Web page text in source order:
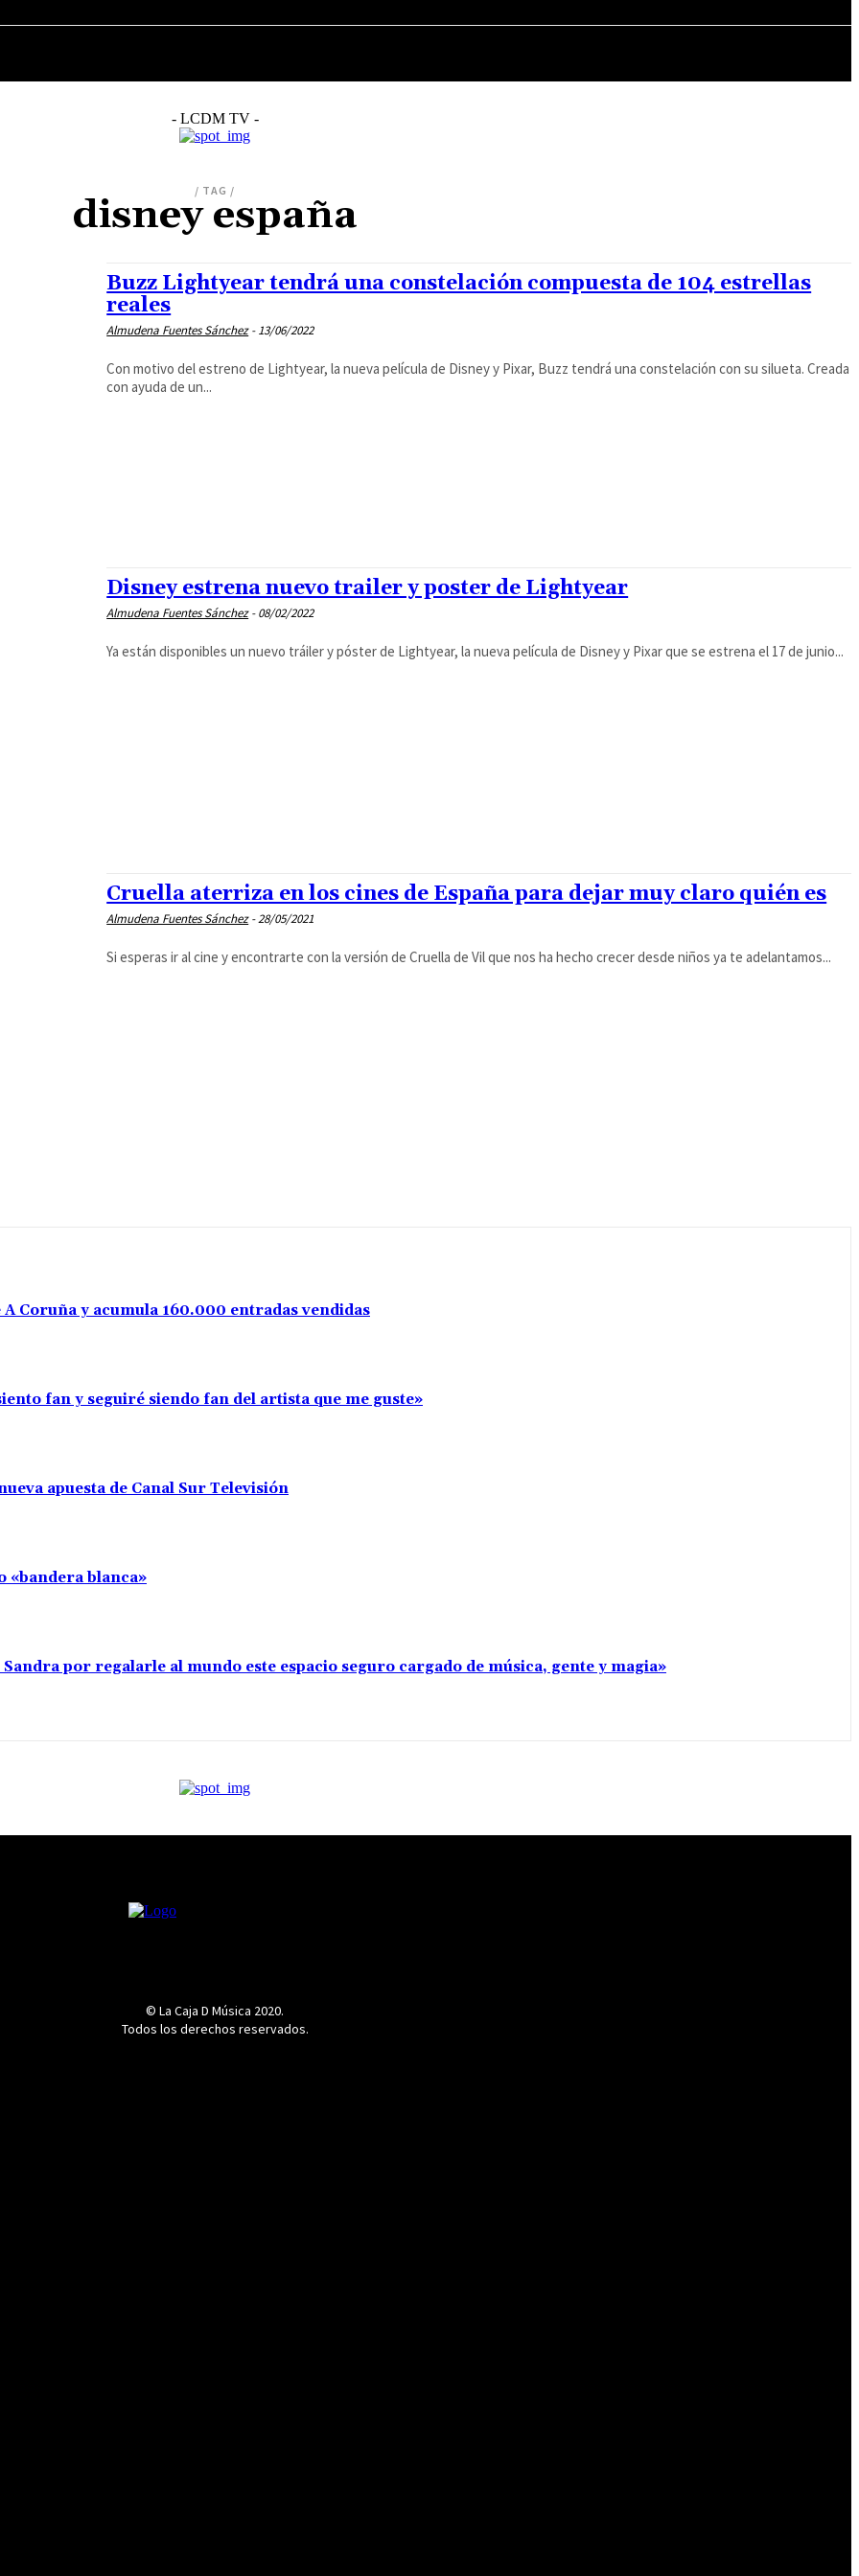
- LCDM TV -
/ TAG /
disney españa
Buzz Lightyear tendrá una constelación compuesta de 104 estrellas
reales
Almudena Fuentes Sánchez - 13/06/2022
Con motivo del estreno de Lightyear, la nueva película de Disney y Pixar, Buzz tendrá una constelación con su silueta. Creada
con ayuda de un...
Disney estrena nuevo trailer y poster de Lightyear
Almudena Fuentes Sánchez - 08/02/2022
Ya están disponibles un nuevo tráiler y póster de Lightyear, la nueva película de Disney y Pixar que se estrena el 17 de junio...
Cruella aterriza en los cines de España para dejar muy claro quién es
Almudena Fuentes Sánchez -28/05/2021
Si esperas ir al cine y encontrarte con la versión de Cruella de Vil que nos ha hecho crecer desde niños ya te adelantamos...
Coruña y acumula 160.000 entradas vendidas
fan y seguiré siendo fan del artista que me guste»
apuesta de Canal Sur Televisión
«bandera blanca»
por regalarle al mundo este espacio seguro cargado de música, gente y magia»
© La Caja D Música 2020.
Todos los derechos reservados.